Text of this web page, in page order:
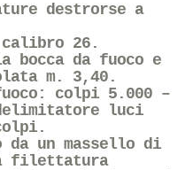
destrorse a
calibro 26.
bocca da fuoco e
m. 3,40.
colpi 5.000 –
luci
un massello di
a filettatura